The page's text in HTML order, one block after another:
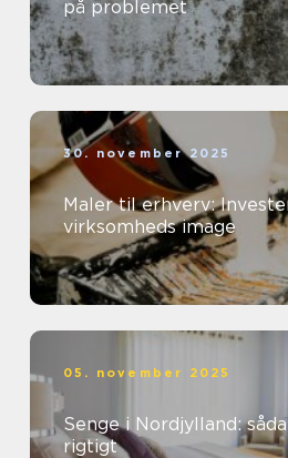
på problemet
30. november 2025
Maler til erhverv:
virksomheds image
05. november 2025
Senge i Nordjylland:
rigtigt